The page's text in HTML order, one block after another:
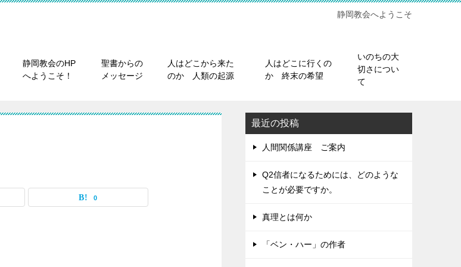
静岡教会へようこそ
静岡教会のHP
へようこそ！
聖書からの
メッセージ
人はどこから来た
のか 人類の起源
人はどこに行くの
か 終末の希望
いのちの大
切さについ
て
0
最近の投稿
人間関係講座 ご案内
Q2信者になるためには、どのような
ことが必要ですか。
真理とは何か
「ベン・ハー」の作者